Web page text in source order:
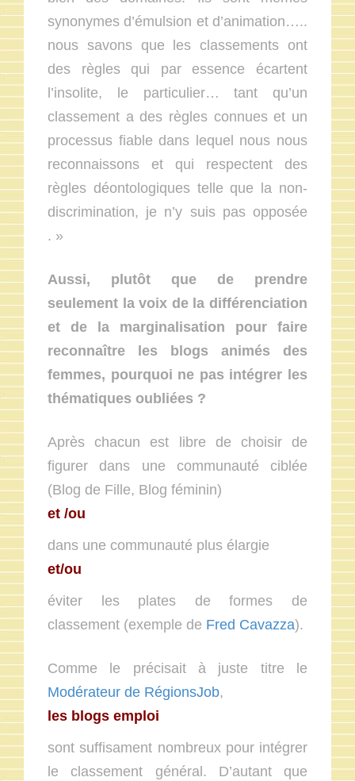
synonymes d’émulsion et d’animation…..
nous savons que les classements ont
des règles qui par essence écartent
l’insolite, le particulier… tant qu’un
classement a des règles connues et un
processus fiable dans lequel nous nous
reconnaissons et qui respectent des
règles déontologiques telle que la non-
discrimination, je n’y suis pas opposée
. »
Aussi, plutôt que de prendre
seulement la voix de la différenciation
et de la marginalisation pour faire
reconnaître les blogs animés des
femmes, pourquoi ne pas intégrer les
thématiques oubliées ?
Après chacun est libre de choisir de
figurer dans une communauté ciblée
(Blog de Fille, Blog féminin)
et /ou
dans une communauté plus élargie
et/ou
éviter les plates de formes de
classement (exemple de Fred Cavazza).
Comme le précisait à juste titre le
Modérateur de RégionsJob,
les blogs emploi
sont suffisament nombreux pour intégrer
le classement général. D’autant que